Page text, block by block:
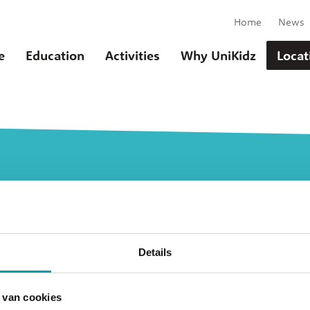
Details
cookies
Education Activities Why UniKidz
Home News
UniKidz
At several locations UniKidz